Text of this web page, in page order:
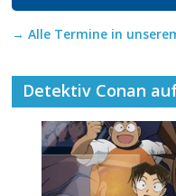
→ Alle Termine in
Detektiv Conan